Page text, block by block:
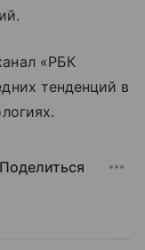
«РБК
тенденций в
Поделиться